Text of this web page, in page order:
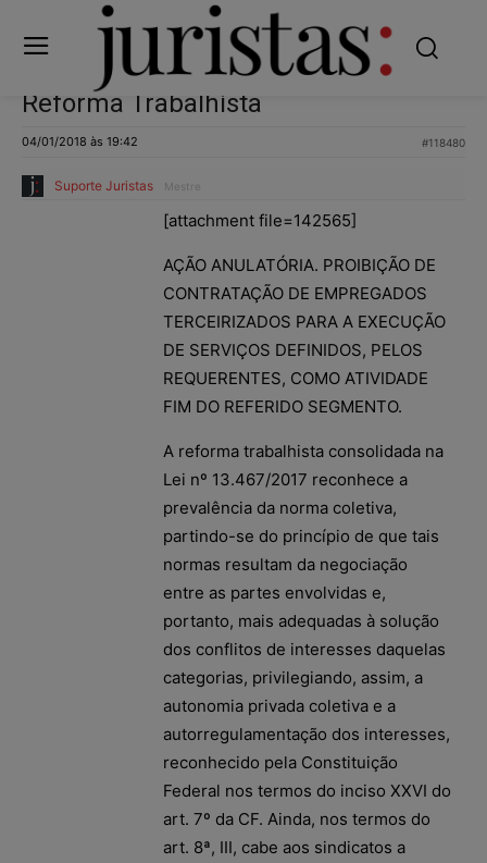
Reforma Trabalhista
04/01/2018 às 19:42 #118480
Suporte Juristas Mestre
[attachment file=142565]
AÇÃO ANULATÓRIA. PROIBIÇÃO DE
CONTRATAÇÃO DE EMPREGADOS
TERCEIRIZADOS PARA A EXECUÇÃO
DE SERVIÇOS DEFINIDOS, PELOS
REQUERENTES, COMO ATIVIDADE
FIM DO REFERIDO SEGMENTO.
A reforma trabalhista consolidada na
Lei nº 13.467/2017 reconhece a
prevalência da norma coletiva,
partindo-se do princípio de que tais
normas resultam da negociação
entre as partes envolvidas e,
portanto, mais adequadas à solução
dos conflitos de interesses daquelas
categorias, privilegiando, assim, a
autonomia privada coletiva e a
autorregulamentação dos interesses,
reconhecido pela Constituição
Federal nos termos do inciso XXVI do
art. 7º da CF. Ainda, nos termos do
art. 8ª, III, cabe aos sindicatos a